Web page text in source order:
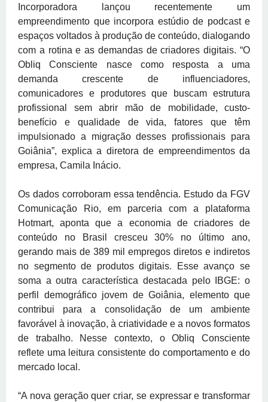
Incorporadora lançou recentemente um
empreendimento que incorpora estúdio de podcast e
espaços voltados à produção de conteúdo, dialogando
com a rotina e as demandas de criadores digitais. “O
Obliq Consciente nasce como resposta a uma
demanda crescente de influenciadores,
comunicadores e produtores que buscam estrutura
profissional sem abrir mão de mobilidade, custo-
benefício e qualidade de vida, fatores que têm
impulsionado a migração desses profissionais para
Goiânia”, explica a diretora de empreendimentos da
empresa, Camila Inácio.
Os dados corroboram essa tendência. Estudo da FGV
Comunicação Rio, em parceria com a plataforma
Hotmart, aponta que a economia de criadores de
conteúdo no Brasil cresceu 30% no último ano,
gerando mais de 389 mil empregos diretos e indiretos
no segmento de produtos digitais. Esse avanço se
soma a outra característica destacada pelo IBGE: o
perfil demográfico jovem de Goiânia, elemento que
contribui para a consolidação de um ambiente
favorável à inovação, à criatividade e a novos formatos
de trabalho. Nesse contexto, o Obliq Consciente
reflete uma leitura consistente do comportamento e do
mercado local.
“A nova geração quer criar, se expressar e transformar